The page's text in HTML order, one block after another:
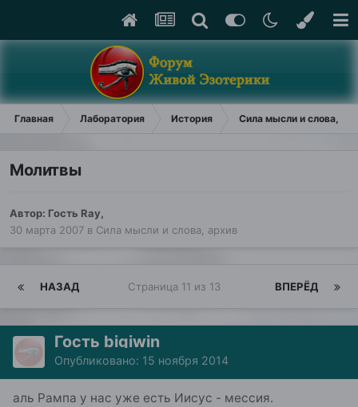
Главная Лаборатория История Сила мысли и слова,
Молитвы
Автор: Гость Ray,
30 марта 2007 в Сила мысли и слова, архив
НАЗАД ВПЕРЁД
Страница 11 из 13
Гость bigiwin
Опубликовано: 15 ноября 2014
аль Рампа у нас уже есть Иисус - мессия.